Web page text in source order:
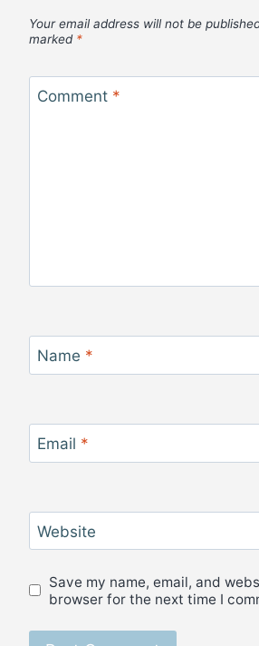
Your email address will not be
marked *
Comment *
Name *
Email *
Website
Save my name, email, and
browser for the next time I